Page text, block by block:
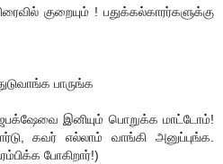
குறையும் ! பதுக்கல்காரர்களுக்கு
பாருங்க
இனியும் பொறுக்க மாட்டோம்!
கவர் எல்லாம் வாங்கி அனுப்புங்க.
போகிறார்!)